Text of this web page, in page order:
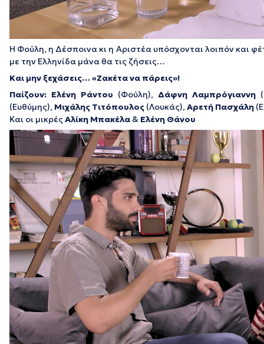
Η Φούλη, η Δέσποινα κι η Αριστέα υπόσχονται λοιπόν και
με την Ελληνίδα μάνα θα τις ζήσεις…
Και μην ξεχάσεις… «Ζακέτα να πάρεις»!
Παίζουν: Ελένη Ράντου (Φούλη), Δάφνη Λαμπρόγιαννη
(Ευθύμης), Μιχάλης Τιτόπουλος (Λουκάς), Αρετή Πασχάλη
Και οι μικρέςΑλίκη Μπακέλα & Ελένη Θάνου